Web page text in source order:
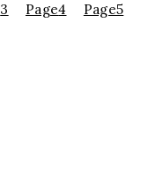
3 Page4 Page5